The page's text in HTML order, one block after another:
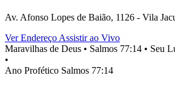
Av. Afonso Lopes de Baião, 1126 - Vila
Ver Endereço Assistir ao Vivo
Maravilhas de Deus • Salmos 77:14 • Seu
•
Ano Profético Salmos 77:14